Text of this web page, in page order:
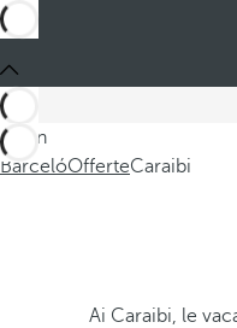
Sei in
BarcelóOfferteCaraibi
Ai Caraibi, le